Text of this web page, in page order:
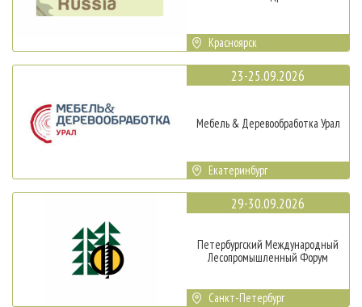
Красноярск
23-25.09.2026
Мебель & Деревообработка Урал
Екатеринбург
29-30.09.2026
Петербургский Международный
Лесопромышленный Форум
Санкт-Петербург